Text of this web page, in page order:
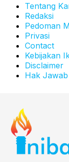
Tentang
Redaksi
Pedoman
Privasi
Contact
Kebijakan
Disclaimer
Hak